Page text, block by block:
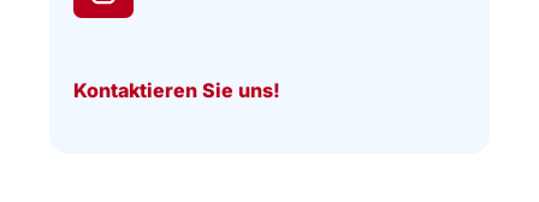
Kontaktieren Sie uns!